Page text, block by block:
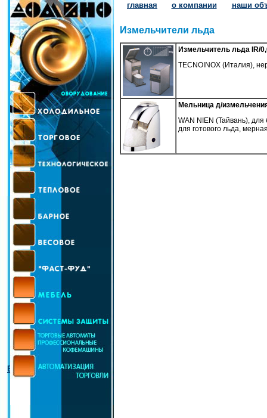
главная о компании наши
Измельчители льда
Измельчитель льда IR/
TECNOINOX (Италия),
Мельница д/
WAN NIEN (Тайвань),
для готового льда,
E-mail:domino1@aaanet.ru